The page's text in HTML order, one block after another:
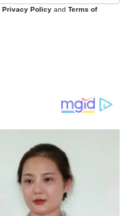
Privacy Policy and Terms of